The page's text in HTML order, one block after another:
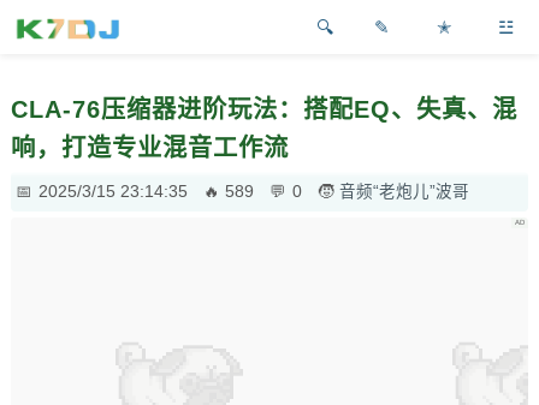
✎ ✭ ☳
CLA-76压缩器进阶玩法：搭配EQ、失真、混
响，打造专业混音工作流
2025/3/15 23:14:35 589 0 音频“老炮儿”波哥